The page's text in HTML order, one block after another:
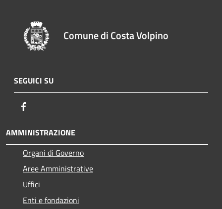
Comune di Costa Volpino
SEGUICI SU
AMMINISTRAZIONE
Organi di Governo
Aree Amministrative
Uffici
Enti e fondazioni